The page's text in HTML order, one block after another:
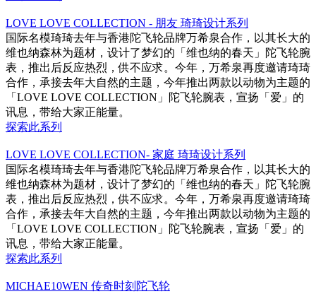
LOVE LOVE COLLECTION - 朋友 琦琦设计系列
国际名模琦琦去年与香港陀飞轮品牌万希泉合作，以其长大的
维也纳森林为题材，设计了梦幻的「维也纳的春天」陀飞轮腕
表，推出后反应热烈，供不应求。今年，万希泉再度邀请琦琦
合作，承接去年大自然的主题，今年推出两款以动物为主题的
「LOVE LOVE COLLECTION」陀飞轮腕表，宣扬「爱」的
讯息，带给大家正能量。
探索此系列
LOVE LOVE COLLECTION- 家庭 琦琦设计系列
国际名模琦琦去年与香港陀飞轮品牌万希泉合作，以其长大的
维也纳森林为题材，设计了梦幻的「维也纳的春天」陀飞轮腕
表，推出后反应热烈，供不应求。今年，万希泉再度邀请琦琦
合作，承接去年大自然的主题，今年推出两款以动物为主题的
「LOVE LOVE COLLECTION」陀飞轮腕表，宣扬「爱」的
讯息，带给大家正能量。
探索此系列
MICHAE10WEN 传奇时刻陀飞轮